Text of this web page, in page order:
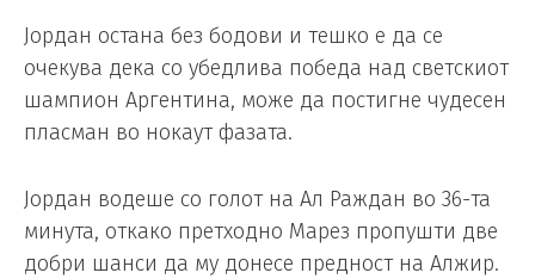
Јордан остана без бодови и тешко е да се
очекува дека со убедлива победа над светскиот
шампион Аргентина, може да постигне чудесен
пласман во нокаут фазата.
Јордан водеше со голот на Ал Раждан во 36-та
минута, откако претходно Марез пропушти две
добри шанси да му донесе предност на Алжир.